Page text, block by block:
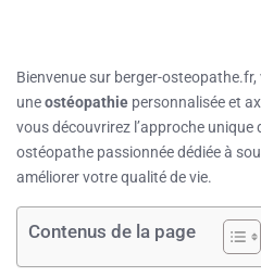
Bienvenue sur berger-osteopathe.fr,
uneostéopathie personnalisée et
vous découvrirez l’approche unique
ostéopathe passionnée dédiée à
améliorer votre qualité de vie.
Contenus de la page